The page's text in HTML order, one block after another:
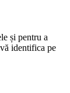
și pentru a
identifica pe